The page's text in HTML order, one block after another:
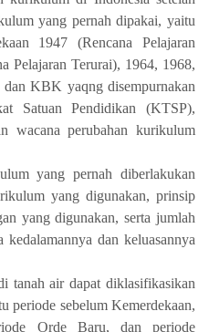
yang pernah dipakai, yaitu
1947 (Rencana Pelajaran
Pelajaran Terurai), 1964, 1968,
KBK yaqng disempurnakan
Satuan Pendidikan (KTSP),
wacana perubahan kurikulum
yang pernah diberlakukan
yang digunakan, prinsip
yang digunakan, serta jumlah
kedalamannya dan keluasannya
tanah air dapat diklasifikasikan
periode sebelum Kemerdekaan,
Orde Baru, dan periode